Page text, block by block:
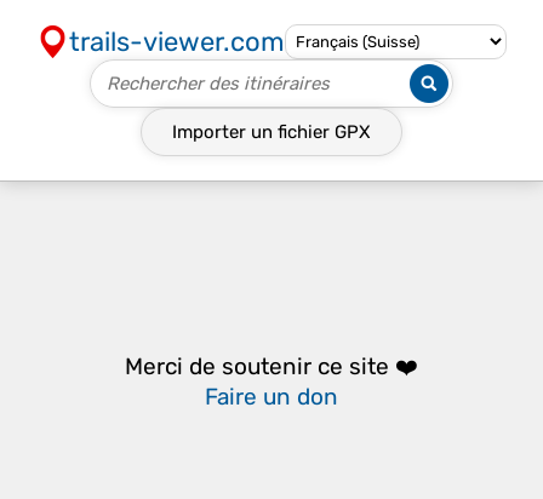
trails-viewer.com
Importer un fichier GPX
Merci de soutenir ce site ❤️
Faire un don